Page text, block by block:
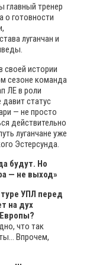
главный тренер
о готовности
луганчан и
своей истории
сезоне команда
ЛЕ в роли
статус
— не просто
действительно
луганчане уже
Эстерсунда.
будут. Но
— не выход»
УПЛ перед
на дух
что так
Впрочем,